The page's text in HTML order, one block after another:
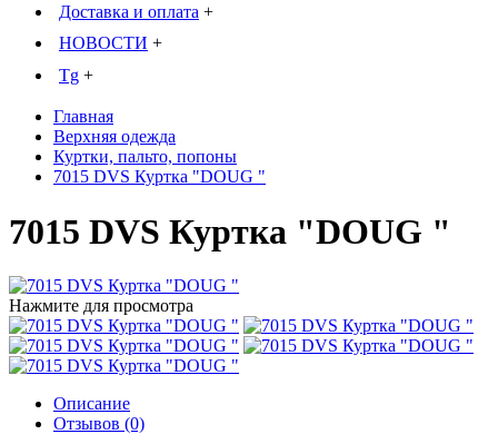
Доставка и оплата +
НОВОСТИ +
Tg +
Главная
Верхняя одежда
Куртки, пальто, попоны
7015 DVS Куртка "DOUG "
7015 DVS Куртка "DOUG "
Нажмите для просмотра
Описание
Отзывов (0)